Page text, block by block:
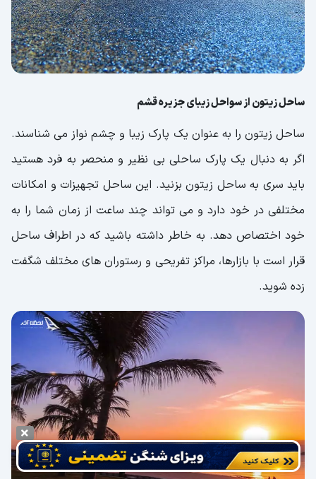
ساحل زیتون از سواحل زیبای جزیره قشم
ساحل زیتون را به عنوان یک پارک زیبا و چشم نواز می شناسند.
اگر به دنبال یک پارک ساحلی بی نظیر و منحصر به فرد هستید
باید سری به ساحل زیتون بزنید. این ساحل تجهیزات و امکانات
مختلفی در خود دارد و می تواند چند ساعت از زمان شما را به
خود اختصاص دهد. به خاطر داشته باشید که در اطراف ساحل
قرار است با بازارها، مراکز تفریحی و رستوران های مختلف شگفت
زده شوید.